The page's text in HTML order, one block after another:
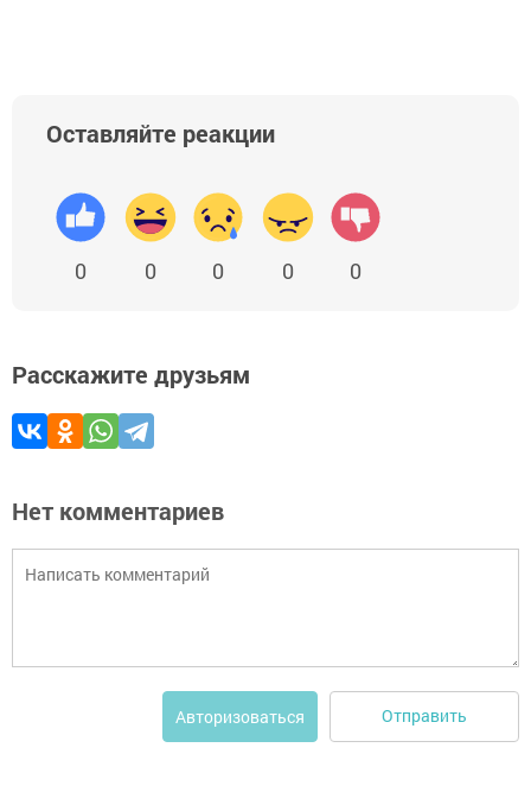
Оставляйте реакции
0 0 0 0 0
Расскажите друзьям
Нет комментариев
Авторизоваться Отправить